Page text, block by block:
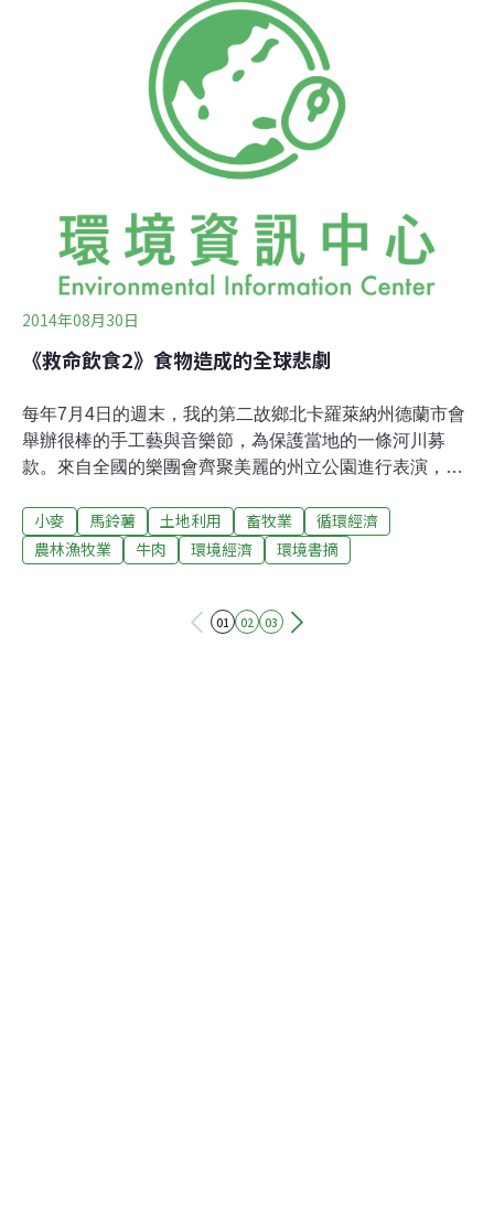
從2014年11月10日起，解除對J.R.Simplot公司
（Simplot）研發的一種基改馬鈴薯的管制。路透社報導
稱，這是首例在美國被批准用於商業種植的基改馬鈴薯。
中新社記者查閱Simplot公司官網介紹發現，其中提到其在
上世紀便成為麥當勞炸薯條的獨家供應商，這種良好的合
作關係延續至今。不過，在10日發來的聲明中，麥當勞中
國公關部表示，麥當勞中國未曾使用、也從未進口報導中
符合國家法律法規的要求」。
2014年08月30日
《救命飲食2》食物造成的全球悲劇
每年7月4日的週末，我的第二故鄉北卡羅萊納州德蘭市會
舉辦很棒的手工藝與音樂節，為保護當地的一條河川募
款。來自全國的樂團會齊聚美麗的州立公園進行表演，許
人士大力倡導太陽能、清理河川計畫、反核等種種運動；
小吃攤所使用的餐巾與餐具皆可生物分解……。總之，這
糕；巨大的火雞腿、漢堡、雞胸肉與裹玉米粉團的熱狗，
小麥 馬鈴薯 土地利用 畜牧業
循環經濟
農林漁牧業
牛肉 環境經濟 環境書摘
01 02 03